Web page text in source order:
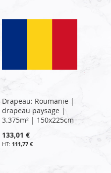
Drapeau: Roumanie |
drapeau paysage |
3.375m² | 150x225cm
133,01 €
111,77 €